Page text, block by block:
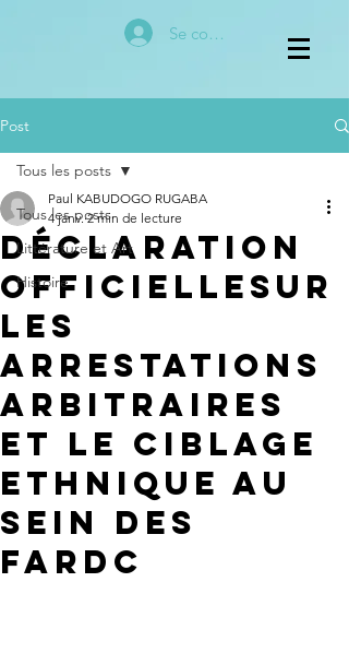
Se connecter
Post
Tous les posts
Littérature et Art
Histoire
Tous les posts
DÉCLARATION
OFFICIELLESUR
LES
ARRESTATIONS
ARBITRAIRES
ET LE CIBLAGE
ETHNIQUE AU
SEIN DES
FARDC
Paul KABUDOGO RUGABA
4 janv. 2 min de lecture